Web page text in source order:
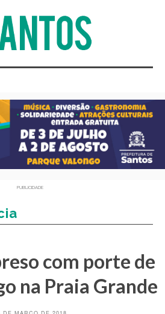
PUBLICIDADE
com porte de
na Praia Grande